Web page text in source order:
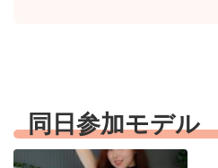
同日参加モデル